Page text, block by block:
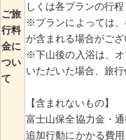
ご旅
行料
金に
つい
て
しくは各プランの行
※プランによっては
が含まれる場合がござ
※下山後の入浴は、
いただいた場合、旅
【含まれないもの】
富士山保全協力金・
追加行動にかかる費